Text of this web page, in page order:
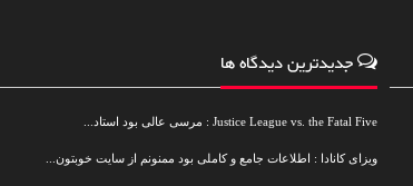
جدیدترین دیدگاه ها
Justice League vs. the Fatal Five : مرسی عالی بود استاد...
ویزای کانادا : اطلاعات جامع و کاملی بود ممنونم از سایت خوبتون...